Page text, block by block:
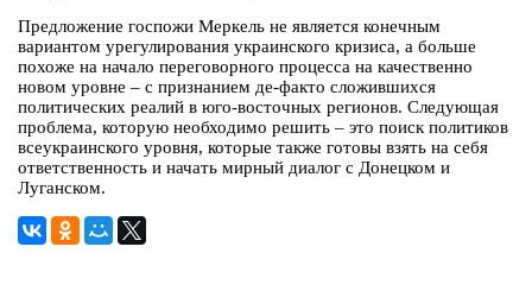
Предложение госпожи Меркель не является конечным
вариантом урегулирования украинского кризиса, а больше
похоже на начало переговорного процесса на качественно
новом уровне – с признанием де-факто сложившихся
политических реалий в юго-восточных регионов. Следующая
проблема, которую необходимо решить – это поиск политиков
всеукраинского уровня, которые также готовы взять на себя
ответственность и начать мирный диалог с Донецком и
Луганском.